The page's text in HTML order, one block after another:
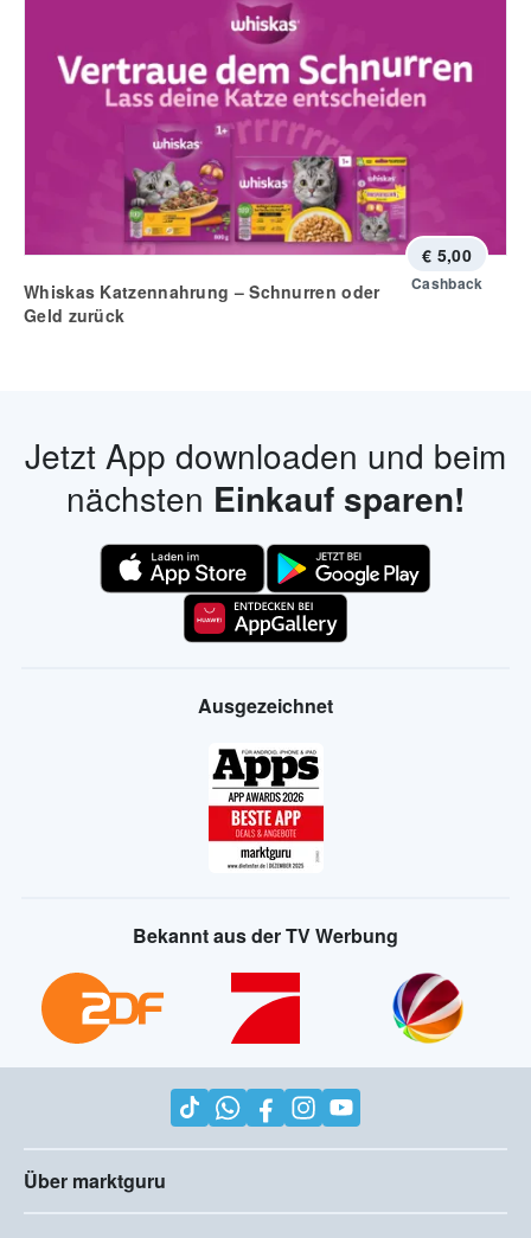
€ 5,00
Cashback
Whiskas Katzennahrung – Schnurren oder
Geld zurück
Jetzt App downloaden und beim
nächsten Einkauf sparen!
Ausgezeichnet
Bekannt aus der TV Werbung
Über marktguru